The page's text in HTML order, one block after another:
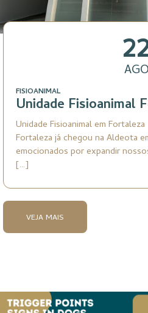
AGO
FISIOANIMAL
Unidade Fisioanimal
Unidade Fisioanimal em
Fortaleza já chegou na Aldeota
emocionados por expandir
[…]
VEJA MAIS